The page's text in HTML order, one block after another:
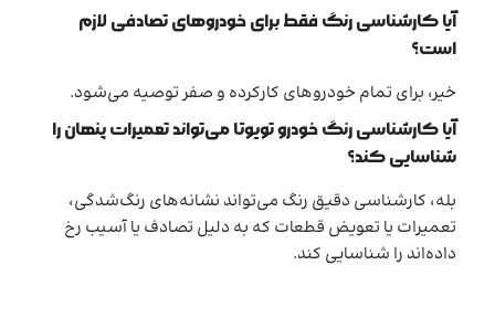
آیا کارشناسی رنگ فقط برای خودروهای تصادفی لازم
است؟
خیر، برای تمام خودروهای کارکرده و صفر توصیه می‌شود.
آیا کارشناسی رنگ خودرو تویوتا می‌تواند تعمیرات پنهان را
شناسایی کند؟
بله، کارشناسی دقیق رنگ می‌تواند نشانه‌های رنگ‌شدگی،
تعمیرات یا تعویض قطعات که به دلیل تصادف یا آسیب رخ
داده‌اند را شناسایی کند.